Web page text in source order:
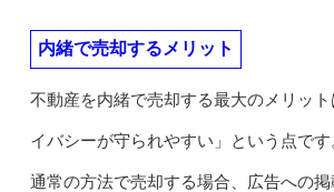
内緒で売却するメリット
不動産を内緒で売却する最大のメリッ
イバシーが守られやすい」という点です
通常の方法で売却する場合、広告への